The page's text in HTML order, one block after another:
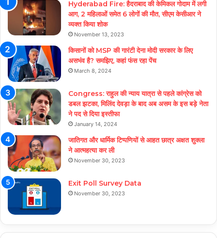
Hyderabad Fire: हैदराबाद की केमिकल गोदाम में लगी
आग, 2 महिलाओं समेत 6 लोगों की मौत, सीएम केसीआर ने
व्यक्त किया शोक
November 13, 2023
किसानों को MSP की गारंटी देना मोदी सरकार के लिए
असभंव है? समझिए, कहां फंस रहा पेंच
March 8, 2024
Congress: राहुल की न्याय यात्रा से पहले कांग्रेस को
डबल झटका, मिलिंद देवड़ा के बाद अब असम के इस बड़े नेता
ने पद से दिया इस्तीफा
January 14, 2024
जातिगत और धार्मिक टिप्पणियों से आहत छात्र अक्षत शुक्ला
ने आत्महत्या कर ली
November 30, 2023
Exit Poll Survey Data
November 30, 2023